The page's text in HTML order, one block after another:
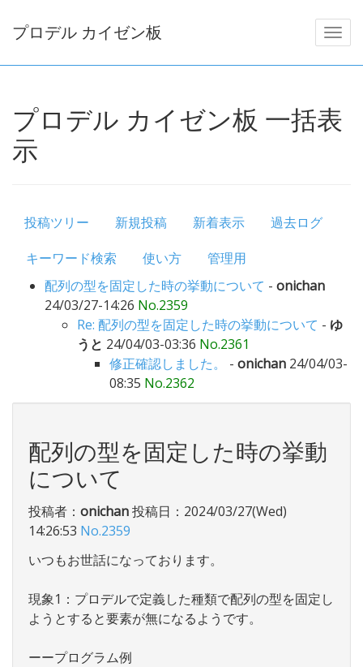
プロデル カイゼン板
プロデル カイゼン板 一括表
示
投稿ツリー 新規投稿 新着表示
過去ログ
キーワード検索
使い方
管理用
配列の型を固定した時の挙動について - onichan
24/03/27-14:26 No.2359
Re: 配列の型を固定した時の挙動について - ゆ
うと 24/04/03-03:36 No.2361
修正確認しました。
- onichan 24/04/03-
08:35 No.2362
配列の型を固定した時の挙動
について
投稿者： onichan投稿日：2024/03/27(Wed)
14:26:53 No.2359
いつもお世話になっております。
現象1：プロデルで定義した種類で配列の型を固定し
ようとすると要素が無になるようです。
ーープログラム例